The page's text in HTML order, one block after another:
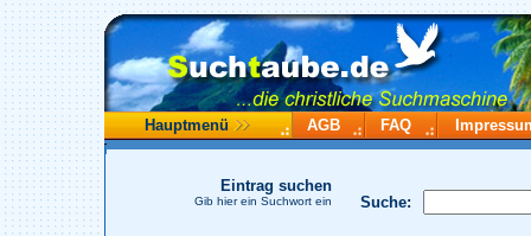
Hauptmenü AGB FAQ
Suche:
Eintrag suchen
Gib hier ein Suchwort ein